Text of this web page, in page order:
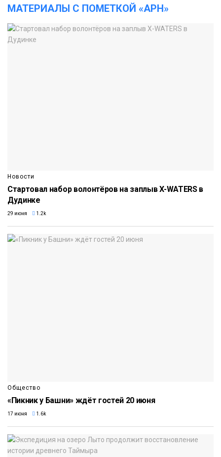
МАТЕРИАЛЫ С ПОМЕТКОЙ «АРН»
Новости
Стартовал набор волонтёров на заплыв X-WATERS в
Дудинке
29 июня 1.2k
Общество
«Пикник у Башни» ждёт гостей 20 июня
17 июня 1.6k